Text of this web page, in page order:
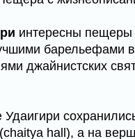
интересны пещеры
барельефами
джайнистских
hall), а на